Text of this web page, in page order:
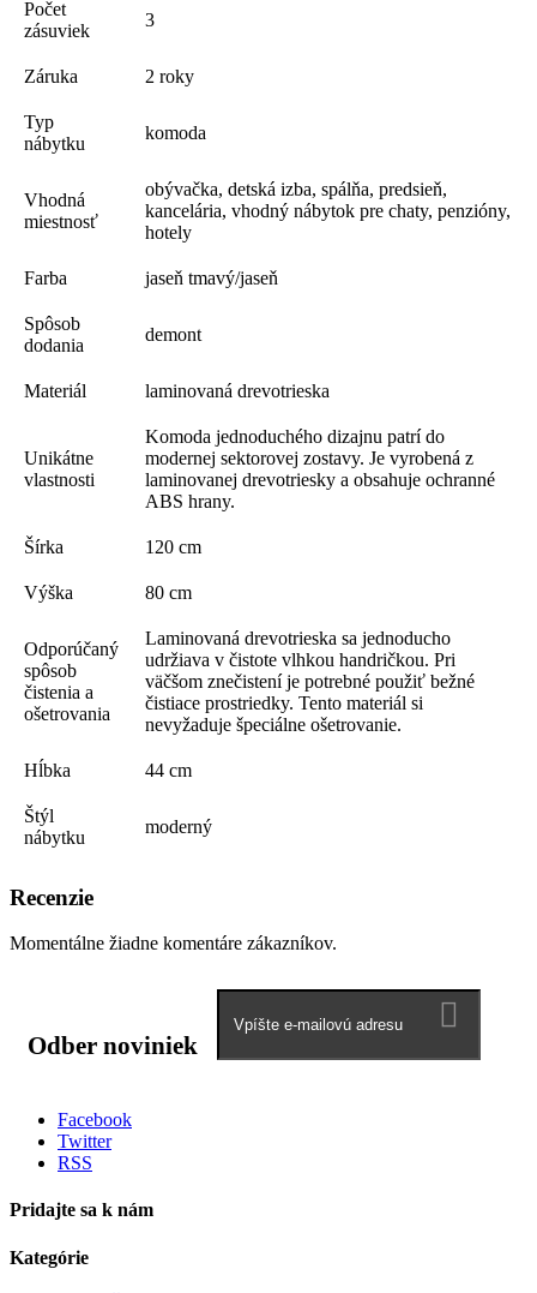
Počet
zásuviek
3
Záruka 2 roky
Typ
nábytku
komoda
Vhodná
miestnosť
obývačka, detská izba, spálňa, predsieň,
kancelária, vhodný nábytok pre chaty, penzióny,
hotely
Farba jaseň tmavý/jaseň
Spôsob
dodania
demont
Materiál laminovaná drevotrieska
Unikátne
vlastnosti
Komoda jednoduchého dizajnu patrí do
modernej sektorovej zostavy. Je vyrobená z
laminovanej drevotriesky a obsahuje ochranné
ABS hrany.
Šírka 120 cm
Výška 80 cm
Odporúčaný
spôsob
čistenia a
ošetrovania
Laminovaná drevotrieska sa jednoducho
udržiava v čistote vlhkou handričkou. Pri
väčšom znečistení je potrebné použiť bežné
čistiace prostriedky. Tento materiál si
nevyžaduje špeciálne ošetrovanie.
Hĺbka 44 cm
Štýl
nábytku
moderný
Recenzie
Momentálne žiadne komentáre zákazníkov.
Odber noviniek
Facebook
Twitter
RSS
Pridajte sa k nám
Kategórie